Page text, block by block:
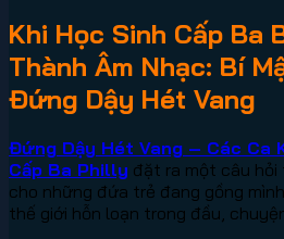
Khi Học Sinh Cấp Ba
Thành Âm Nhạc: Bí
Đứng Dậy Hét Vang
Đứng Dậy Hét Vang – Các Ca
Cấp Ba Philly đặt ra một câu hỏi
cho những đứa trẻ đang gồng
thế giới hỗn loạn trong đầu,